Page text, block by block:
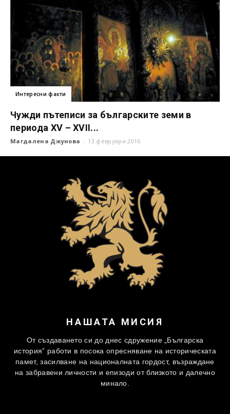
Интересни факти
Чужди пътеписи за българските земи в
периода XV – XVII...
Магдалена Джунова - 13 февруари 2016
НАШАТА МИСИЯ
От създаването си до днес сдружение „Българска
история” работи в посока опресняване на историческата
памет, засилване на националната гордост, възраждане
на забравени личности и епизоди от близкото и далечно
минало.